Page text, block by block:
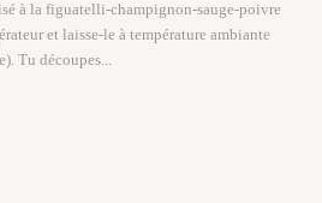
à la figuatelli-champignon-sauge-poivre
et laisse-le à température ambiante
Tu découpes...